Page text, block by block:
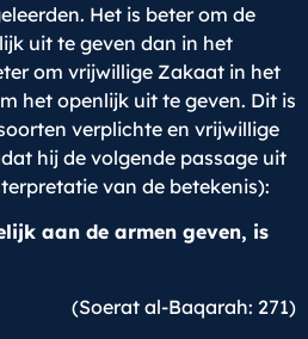
Het is beter om de
uit te geven dan in het
om vrijwillige Zakaat in het
het openlijk uit te geven. Dit is
verplichte en vrijwillige
hij de volgende passage uit
van de betekenis):
aan de armen geven, is
(Soerat al-Baqarah: 271)